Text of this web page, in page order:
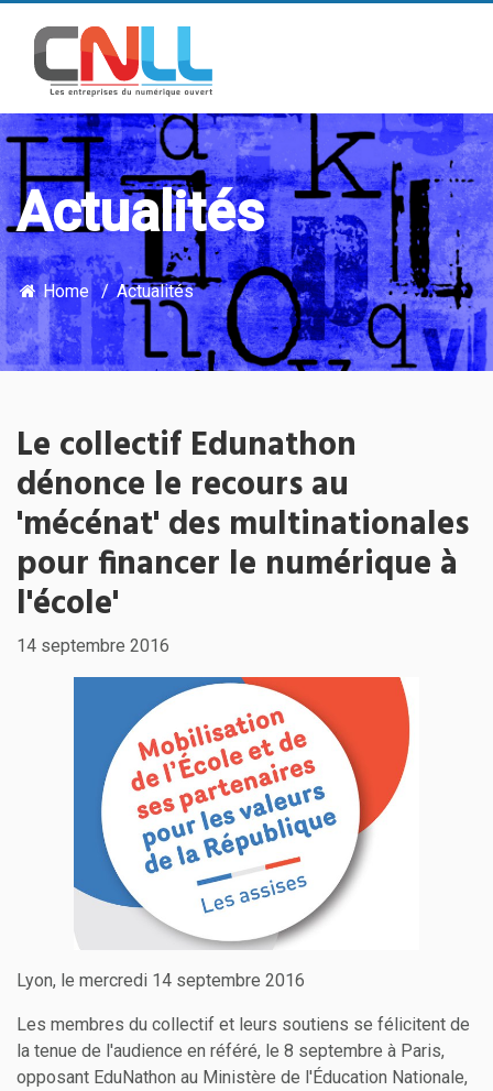
Actualités
Home Actualités
Le collectif Edunathon
dénonce le recours au
'mécénat' des multinationales
pour financer le numérique à
l'école'
14 septembre 2016
Lyon, le mercredi 14 septembre 2016
Les membres du collectif et leurs soutiens se félicitent de
la tenue de l'audience en référé, le 8 septembre à Paris,
opposant EduNathon au Ministère de l'Éducation Nationale,